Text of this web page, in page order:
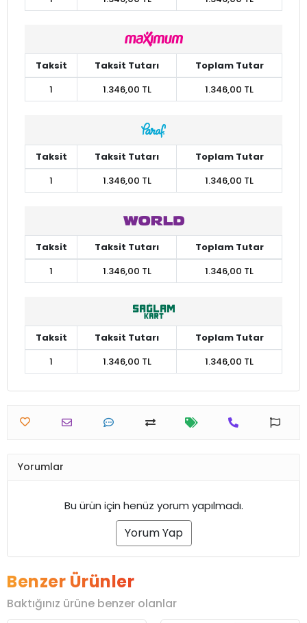
Taksit Taksit Tutarı
Toplam Tutar
1
1.346,00 TL 1.346,00 TL
Taksit Taksit Tutarı
Toplam Tutar
1
1.346,00 TL 1.346,00 TL
Taksit Taksit Tutarı
Toplam Tutar
1
1.346,00 TL 1.346,00 TL
Taksit Taksit Tutarı
Toplam Tutar
1
1.346,00 TL 1.346,00 TL
Yorumlar
Bu ürün için henüz yorum yapılmadı.
Yorum Yap
Benzer Ürünler
Baktığınız ürüne benzer olanlar